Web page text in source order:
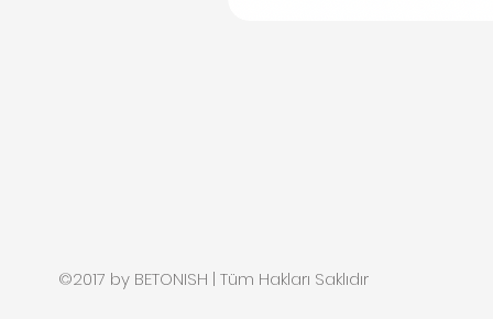
©2017 by BETONISH | Tüm Hakları Saklıdır